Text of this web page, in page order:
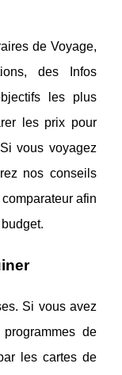
de Voyage,
des Infos
les plus
les prix pour
vous voyagez
nos conseils
afin
Si vous avez
de
les cartes de